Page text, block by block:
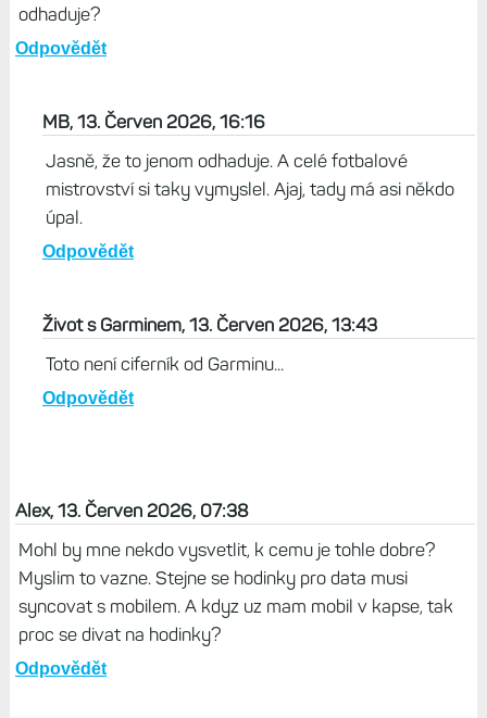
odhaduje?
Odpovědět
MB, 13. Červen 2026, 16:16
Jasně, že to jenom odhaduje. A celé fotbalové
mistrovství si taky vymyslel. Ajaj, tady má asi někdo
úpal.
Odpovědět
Život s Garminem, 13. Červen 2026, 13:43
Toto není ciferník od Garminu...
Odpovědět
Alex, 13. Červen 2026, 07:38
Mohl by mne nekdo vysvetlit, k cemu je tohle dobre?
Myslim to vazne. Stejne se hodinky pro data musi
syncovat s mobilem. A kdyz uz mam mobil v kapse, tak
proc se divat na hodinky?
Odpovědět